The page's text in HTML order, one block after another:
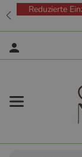
Reduzierte